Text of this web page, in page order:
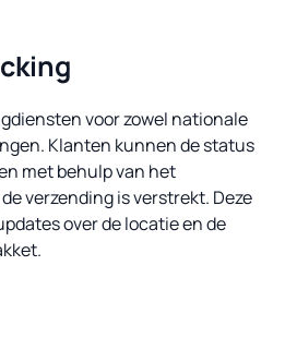
voor zowel nationale
Klanten kunnen de status
met behulp van het
verzending is verstrekt. Deze
over de locatie en de